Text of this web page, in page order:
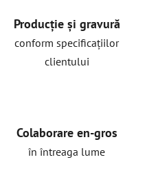
Producție și gravură
conform specificațiilor
clientului
Colaborare en-gros
în întreaga lume